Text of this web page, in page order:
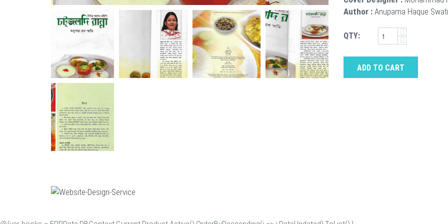
Author : Anupama Haque Swati
QTY:
ADD TO CART